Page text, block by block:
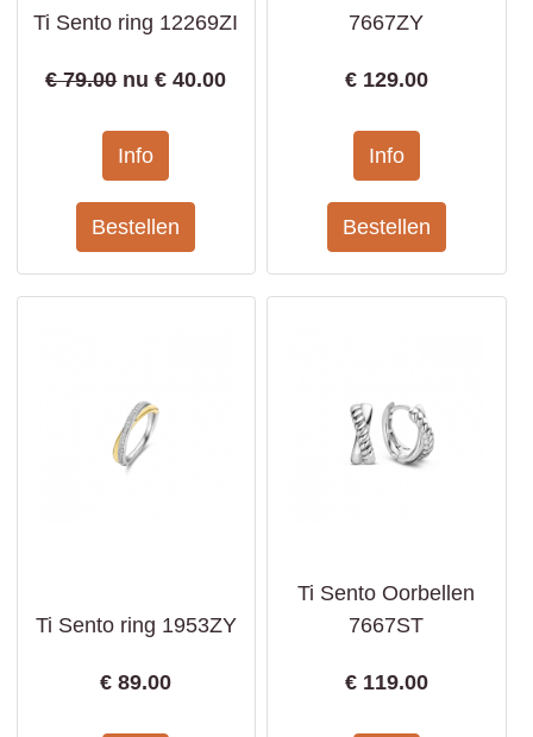
Ti Sento ring 12269ZI
€ 79.00nu €40.00
7667ZY
€ 129.00
Ti Sento ring 1953ZY
€89.00
Ti Sento Oorbellen
7667ST
€ 119.00